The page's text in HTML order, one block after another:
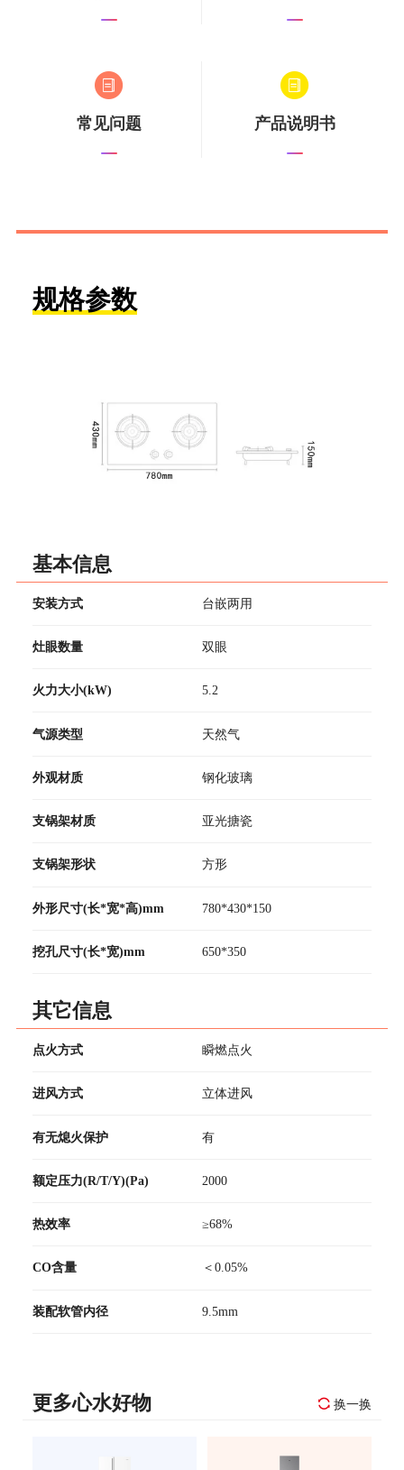
常见问题 产品说明书
规格参数
基本信息
安装方式 台嵌两用
灶眼数量 双眼
火力大小(kW) 5.2
气源类型 天然气
外观材质 钢化玻璃
支锅架材质 亚光搪瓷
支锅架形状 方形
外形尺寸(长*宽*高)mm 780*430*150
挖孔尺寸(长*宽)mm 650*350
其它信息
点火方式 瞬燃点火
进风方式 立体进风
有无熄火保护 有
额定压力(R/T/Y)(Pa) 2000
热效率 ≥68%
CO含量 ＜0.05%
装配软管内径 9.5mm
更多心水好物 换一换